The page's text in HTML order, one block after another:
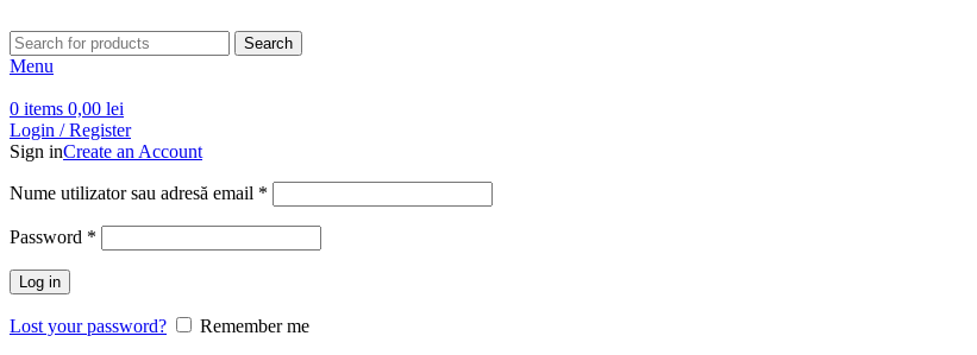
Search
Menu
0 items 0,00 lei
Login / Register
Sign inCreate an Account
Nume utilizator sau adresă email *
Password *
Log in
Lost your password?
Remember me